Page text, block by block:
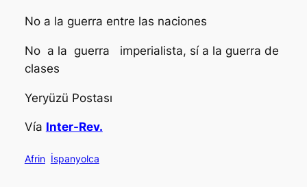
No a la guerra entre las naciones
No a la guerra imperialista, sí a la guerra de
clases
Yeryüzü Postası
Vía Inter-Rev.
Afrin İspanyolca